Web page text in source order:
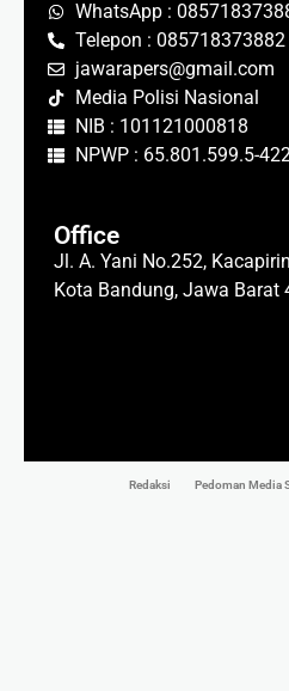
WhatsApp :
Telepon : 085718373882
jawarapers@gmail.com
Media Polisi Nasional
NIB : 101121000818
NPWP : 65.801.599.5-
Office
Jl. A. Yani No.252,
Kota Bandung, Jawa Barat
Redaksi Pedoman Media